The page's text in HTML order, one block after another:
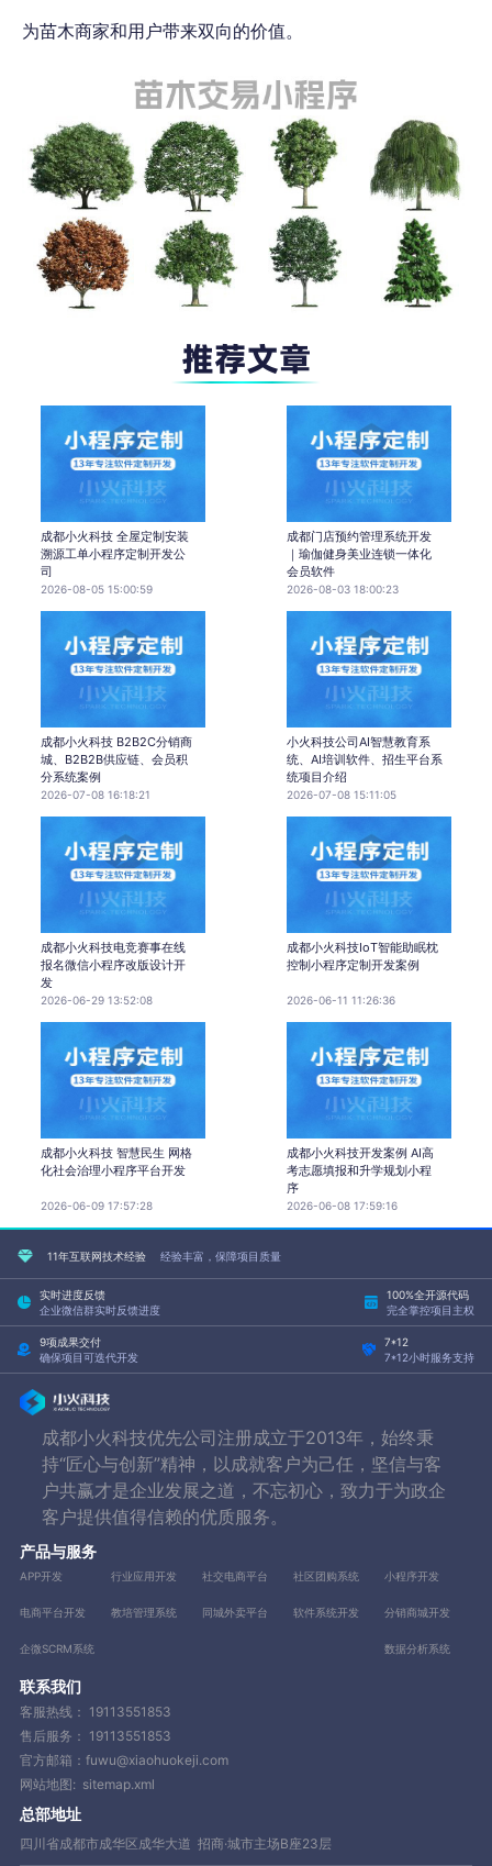
为苗木商家和用户带来双向的价值。
成都小火科技 全屋定制安装
溯源工单小程序定制开发公
司
2026-08-05 15:00:59
成都门店预约管理系统开发
｜瑜伽健身美业连锁一体化
会员软件
2026-08-03 18:00:23
成都小火科技 B2B2C分销商
城、B2B2B供应链、会员积
分系统案例
2026-07-08 16:18:21
小火科技公司AI智慧教育系
统、AI培训软件、招生平台系
统项目介绍
2026-07-08 15:11:05
成都小火科技电竞赛事在线
报名微信小程序改版设计开
发
2026-06-29 13:52:08
成都小火科技IoT智能助眠枕
控制小程序定制开发案例
2026-06-11 11:26:36
成都小火科技 智慧民生 网格
化社会治理小程序平台开发
2026-06-09 17:57:28
成都小火科技开发案例 AI高
考志愿填报和升学规划小程
序
2026-06-08 17:59:16
11年互联网技术经验 经验丰富，保障项目质量
实时进度反馈
企业微信群实时反馈进度
100%全开源代码
完全掌控项目主权
9项成果交付
确保项目可迭代开发
7*12
7*12小时服务支持
成都小火科技优先公司注册成立于2013年，始终秉
持“匠心与创新”精神，以成就客户为己任，坚信与客
户共赢才是企业发展之道，不忘初心，致力于为政企
客户提供值得信赖的优质服务。
产品与服务
APP开发 行业应用开发 社交电商平台 社区团购系统 小程序开发
电商平台开发 教培管理系统 同城外卖平台 软件系统开发 分销商城开发
企微SCRM系统 数据分析系统
联系我们
客服热线： 19113551853
售后服务： 19113551853
官方邮箱：fuwu@xiaohuokeji.com
网站地图: sitemap.xml
总部地址
四川省成都市成华区成华大道 招商·城市主场B座23层